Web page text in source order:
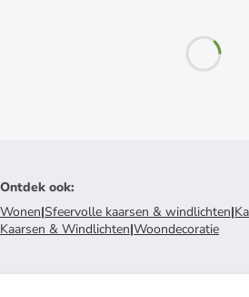
Ontdek ook:
Wonen|Sfeervolle kaarsen & windlichten|
Kaarsen & Windlichten|Woondecoratie